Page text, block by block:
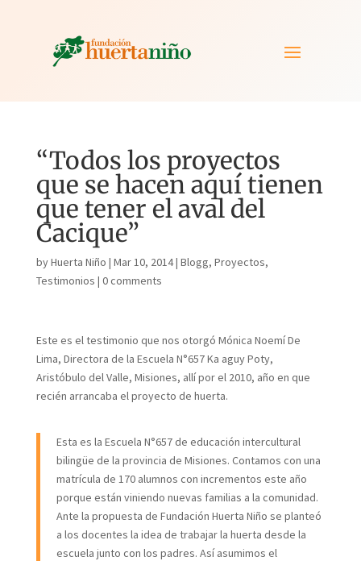
“Todos los proyectos
que se hacen aquí tienen
que tener el aval del
Cacique”
byHuerta Niño | Mar 10, 2014| Blogg, Proyectos,
Testimonios | 0 comments
Este es el testimonio que nos otorgó Mónica Noemí De
Lima, Directora de la Escuela N°657 Ka aguy Poty,
Aristóbulo del Valle, Misiones, allí por el 2010, año en que
recién arrancaba el proyecto de huerta.
Esta es la Escuela N°657 de educación intercultural
bilingüe de la provincia de Misiones. Contamos con una
matrícula de 170 alumnos con incrementos este año
porque están viniendo nuevas familias a la comunidad.
Ante la propuesta de Fundación Huerta Niño se planteó
a los docentes la idea de trabajar la huerta desde la
escuela junto con los padres. Así asumimos el